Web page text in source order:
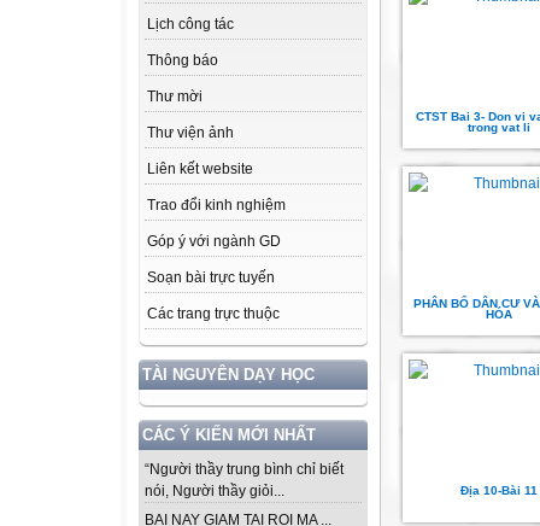
Lịch công tác
Thông báo
Thư mời
Thư viện ảnh
Liên kết website
Trao đổi kinh nghiệm
Góp ý với ngành GD
Soạn bài trực tuyến
Các trang trực thuộc
TÀI NGUYÊN DẠY HỌC
CÁC Ý KIẾN MỚI NHẤT
“Người thầy trung bình chỉ biết
nói, Người thầy giỏi...
BAI NAY GIAM TAI ROI MA ...
CTST Bai 3- Don vi
trong vat li
PHÂN BỐ DÂN CƯ
HÓA
Địa 10-Bài 11